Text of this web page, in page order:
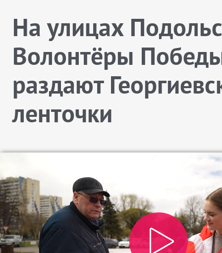
На улицах
Волонтёры
раздают
ленточки